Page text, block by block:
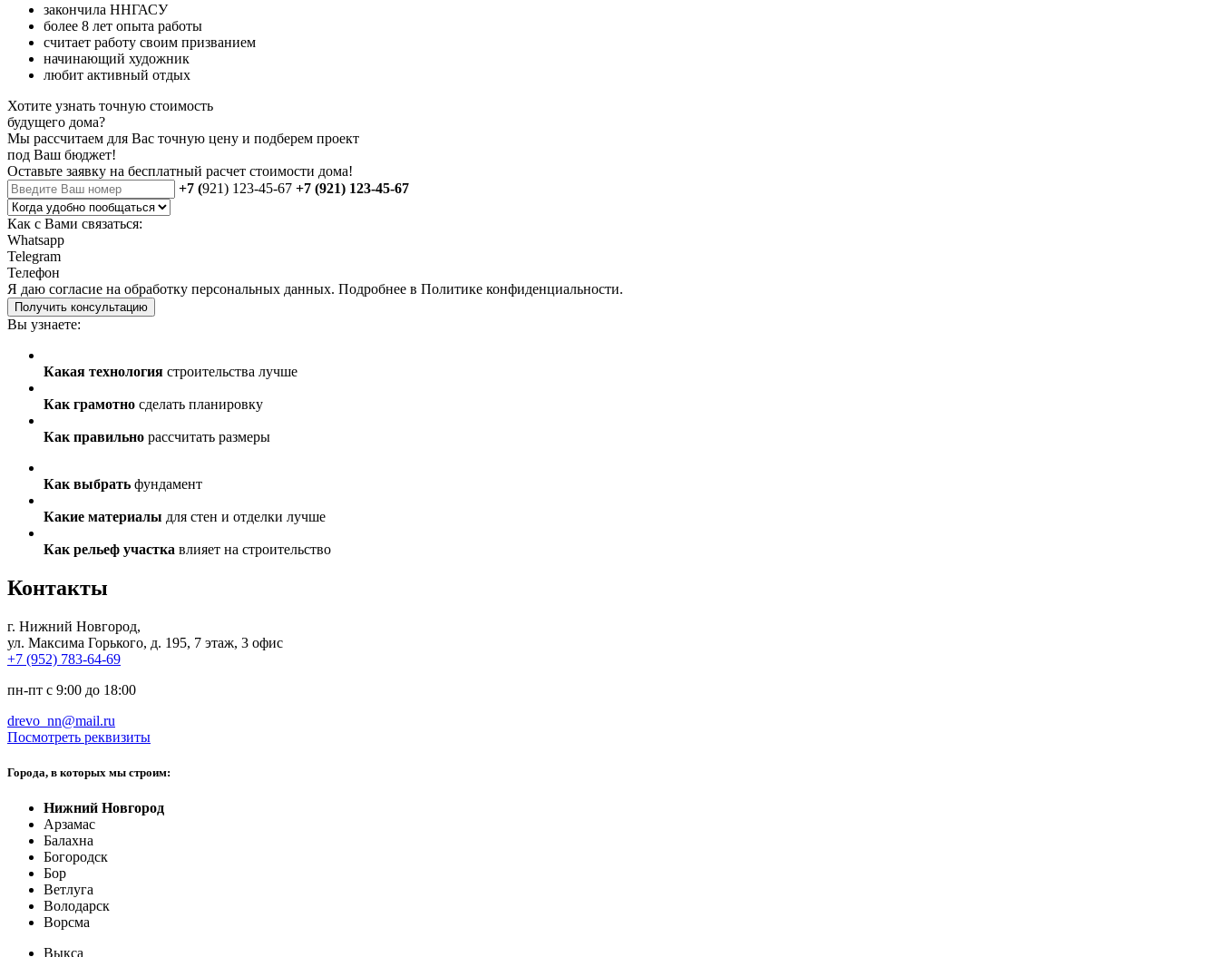
закончила ННГАСУ
более 8 лет опыта работы
считает работу своим призванием
начинающий художник
любит активный отдых
Хотите узнать точную стоимость
будущего дома?
Мы рассчитаем для Вас точную цену и подберем проект
под Ваш бюджет!
Оставьте заявку на бесплатный расчет стоимости дома!
+7 (921) 123-45-67 +7 (921) 123-45-67
Как с Вами связаться:
Whatsapp
Telegram
Телефон
Я даю согласие на обработку персональных данных. Подробнее в Политике конфиденциальности.
Получить консультацию
Вы узнаете:
Какая технология строительства лучше
Как грамотно сделать планировку
Как правильно рассчитать размеры
Как выбрать фундамент
Какие материалы для стен и отделки лучше
Как рельеф участка влияет на строительство
Контакты
г. Нижний Новгород,
ул. Максима Горького, д. 195, 7 этаж, 3 офис
+7 (952) 783-64-69
пн-пт с 9:00 до 18:00
drevo_nn@mail.ru
Посмотреть реквизиты
Города, в которых мы строим:
Нижний Новгород
Арзамас
Балахна
Богородск
Бор
Ветлуга
Володарск
Ворсма
Выкса